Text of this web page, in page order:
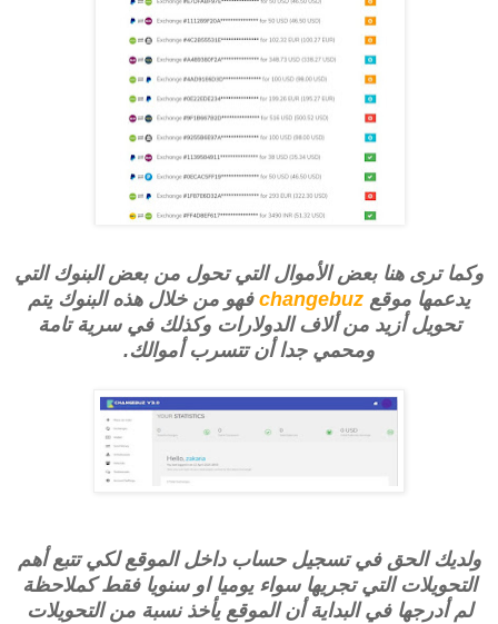
وكما ترى هنا بعض الأموال التي تحول من بعض البنوك التي
يدعمها موقع changebuz فهو من خلال هذه البنوك يتم
تحويل أزيد من ألاف الدولارات وكذلك في سرية تامة
ومحمي جدا أن تتسرب أموالك.
ولديك الحق في تسجيل حساب داخل الموقع لكي تتبع أهم
التحويلات التي تجريها سواء يوميا او سنويا فقط كملاحظة
لم أدرجها في البداية أن الموقع يأخذ نسبة من التحويلات